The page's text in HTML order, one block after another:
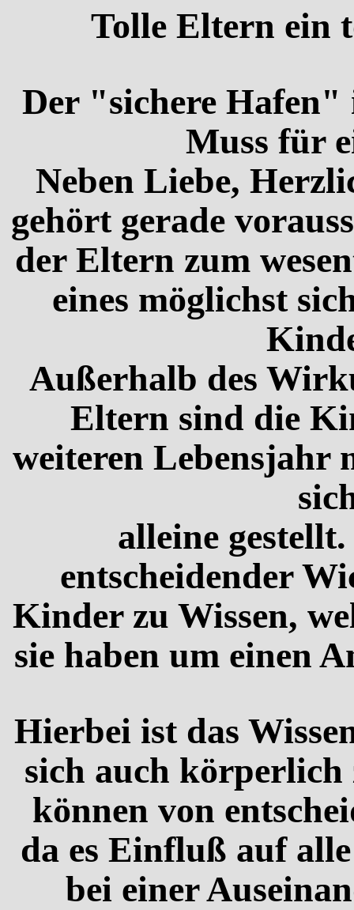
Tolle Eltern ein
Der "sichere Hafen"
Muss für
Neben Liebe,
gehört gerade
der Eltern zum
eines möglichst
Außerhalb des
Eltern sind die
weiteren Lebensjahr
alleine
entscheidender
Kinder zu Wissen,
sie haben um einen
Hierbei ist das
sich auch körperlich
können von
da es Einfluß auf
bei einer